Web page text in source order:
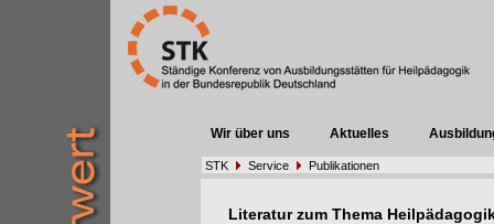
Wir über uns Aktuelles
STK Service Publikationen
Literatur zum Thema